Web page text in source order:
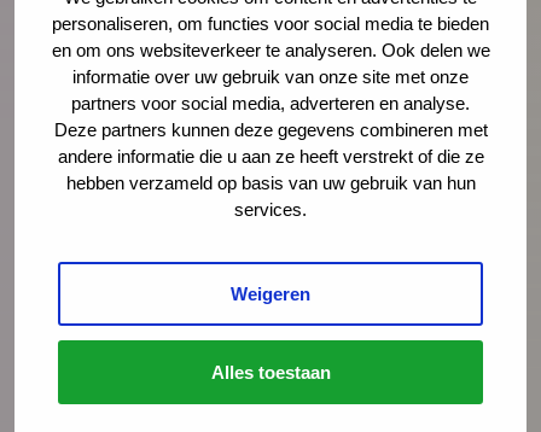
personaliseren, om functies voor social media te bieden
en om ons websiteverkeer te analyseren. Ook delen we
informatie over uw gebruik van onze site met onze
partners voor social media, adverteren en analyse.
Deze partners kunnen deze gegevens combineren met
andere informatie die u aan ze heeft verstrekt of die ze
hebben verzameld op basis van uw gebruik van hun
services.
Weigeren
Alles toestaan
shendriks@ncj.nl
06 - 43 20 78 29
LinkedIn
Lees meer over Sigrid Hendriks
" geeft vereiste velden aan